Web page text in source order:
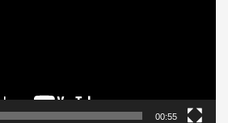
00:55